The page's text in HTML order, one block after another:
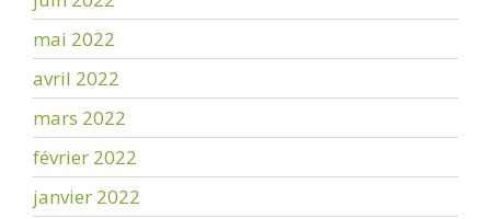
mai 2022
avril 2022
mars 2022
février 2022
janvier 2022